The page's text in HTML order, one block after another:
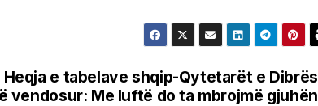
Heqja e tabelave shqip-Qytetarët e Dibrës
vendosur: Me luftë do ta mbrojmë gjuhën